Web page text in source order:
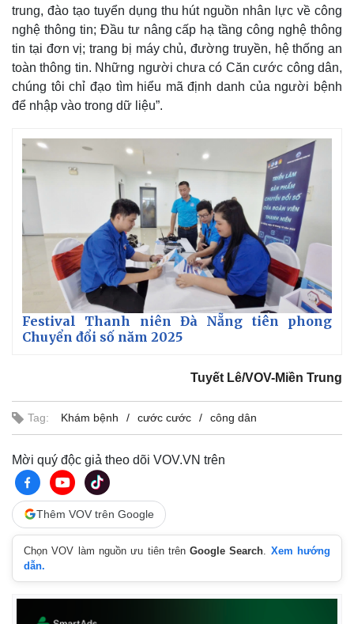
trung, đào tạo tuyển dụng thu hút nguồn nhân lực về công
nghệ thông tin; Đầu tư nâng cấp hạ tầng công nghệ thông
tin tại đơn vị; trang bị máy chủ, đường truyền, hệ thống an
toàn thông tin. Những người chưa có Căn cước công dân,
chúng tôi chỉ đạo tìm hiểu mã định danh của người bệnh
để nhập vào trong dữ liệu”.
Festival Thanh niên Đà Nẵng tiên phong
Chuyển đổi số năm 2025
Tuyết Lê/VOV-Miền Trung
Tag: Khám bệnh cước cước công dân
Mời quý độc giả theo dõi VOV.VN trên
Thêm VOV trên Google
Chọn VOV làm nguồn ưu tiên trênGoogle Search
Xem hướng
dẫn.